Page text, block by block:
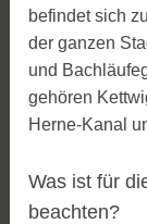
befindet sich
der ganzen
und
gehören
Herne-Kanal
Was ist für
beachten?